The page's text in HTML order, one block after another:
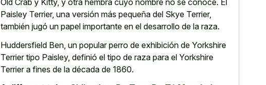
Old Crab y Kitty, y otra hembra cuyo nombre no se conoce. El
Paisley Terrier, una versión más pequeña del Skye Terrier,
también jugó un papel importante en el desarrollo de la raza.
Huddersfield Ben, un popular perro de exhibición de Yorkshire
Terrier tipo Paisley, definió el tipo de raza para el Yorkshire
Terrier a fines de la década de 1860.